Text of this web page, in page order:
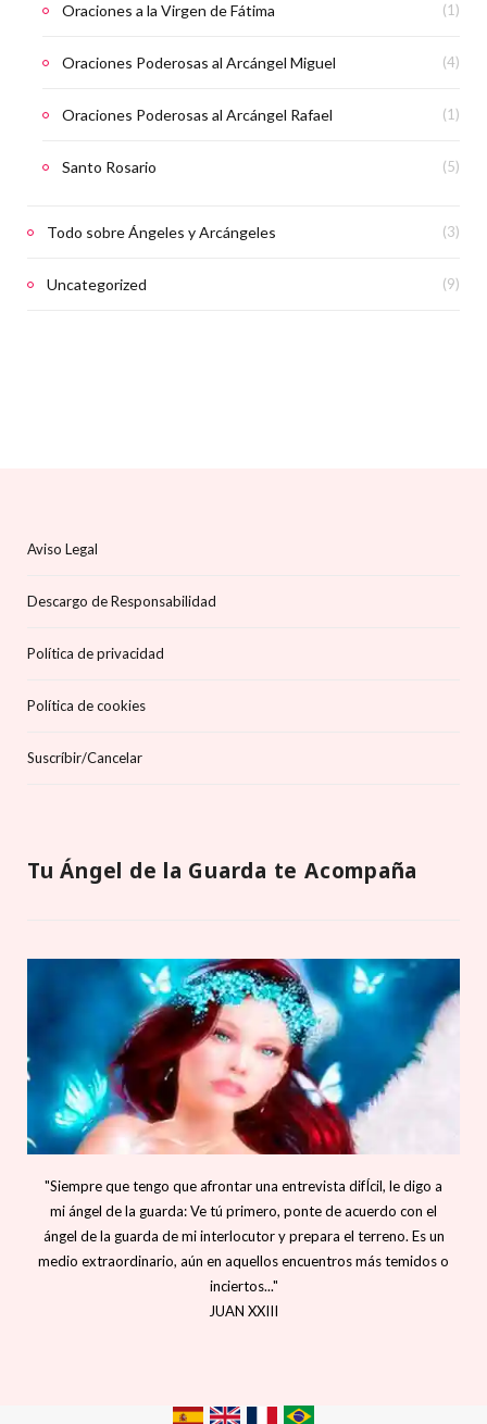
Oraciones a la Virgen de Fátima (1)
Oraciones Poderosas al Arcángel Miguel (4)
Oraciones Poderosas al Arcángel Rafael (1)
Santo Rosario (5)
Todo sobre Ángeles y Arcángeles (3)
Uncategorized (9)
Aviso Legal
Descargo de Responsabilidad
Política de privacidad
Política de cookies
Suscríbir/Cancelar
Tu Ángel de la Guarda te Acompaña
"Siempre que tengo que afrontar una entrevista difÍcil, le digo a
mi ángel de la guarda: Ve tú primero, ponte de acuerdo con el
ángel de la guarda de mi interlocutor y prepara el terreno. Es un
medio extraordinario, aún en aquellos encuentros más temidos o
inciertos..."
JUAN XXIII